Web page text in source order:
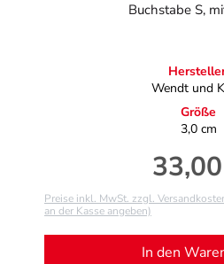
Buchstabe S,
Wendt und
Größe
3,0 cm
Regulärer
Preise inkl. MwSt. zzgl.
an der Kasse angeben)
In den